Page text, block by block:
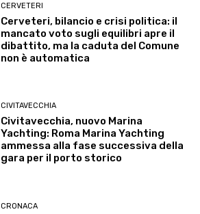
CERVETERI
Cerveteri, bilancio e crisi politica: il
mancato voto sugli equilibri apre il
dibattito, ma la caduta del Comune
non è automatica
CIVITAVECCHIA
Civitavecchia, nuovo Marina
Yachting: Roma Marina Yachting
ammessa alla fase successiva della
gara per il porto storico
CRONACA